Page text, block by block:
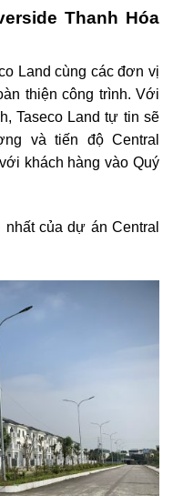
Thanh Hóa
Land cùng các đơn vị
thiện công trình. Với
Taseco Land tự tin sẽ
và tiến độ Central
khách hàng vào Quý
của dự án Central